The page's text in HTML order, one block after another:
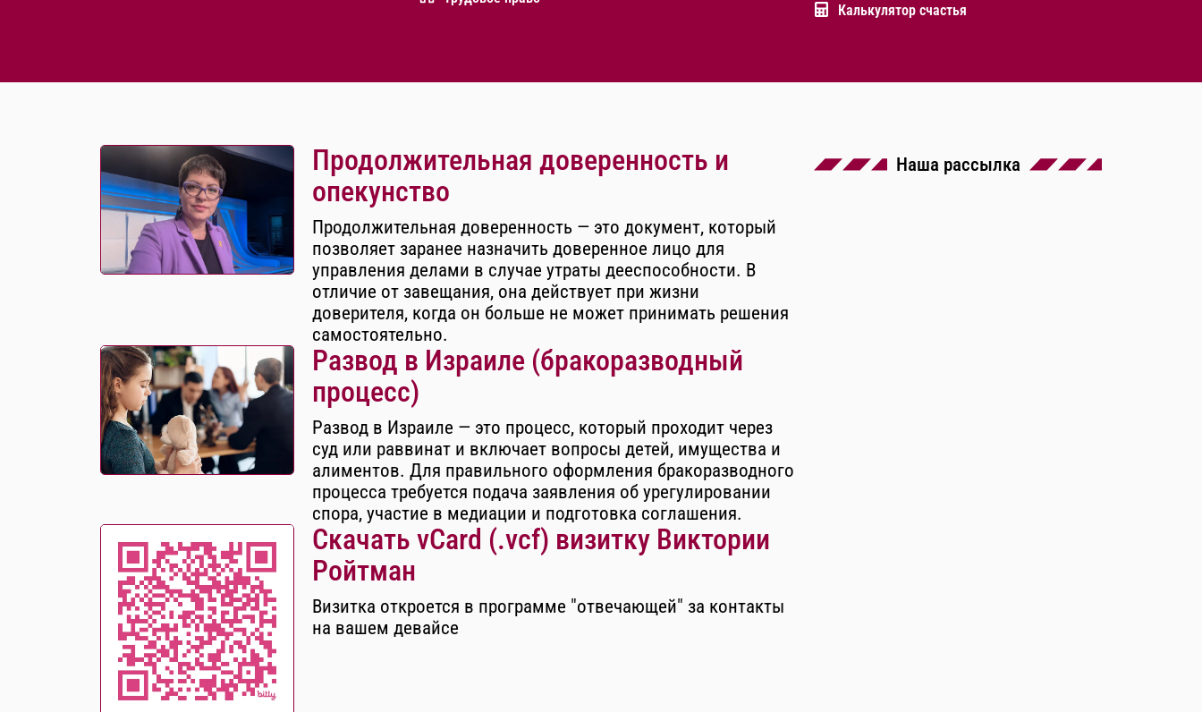
Калькулятор счастья
Продолжительная доверенность и
опекунство
Продолжительная доверенность — это документ, который
позволяет заранее назначить доверенное лицо для
управления делами в случае утраты дееспособности. В
отличие от завещания, она действует при жизни
доверителя, когда он больше не может принимать решения
самостоятельно.
Развод в Израиле (бракоразводный
процесс)
Развод в Израиле — это процесс, который проходит через
суд или раввинат и включает вопросы детей, имущества и
алиментов. Для правильного оформления бракоразводного
процесса требуется подача заявления об урегулировании
спора, участие в медиации и подготовка соглашения.
Скачать vCard (.vcf) визитку Виктории
Ройтман
Визитка откроется в программе "отвечающей" за контакты
на вашем девайсе
Наша рассылка